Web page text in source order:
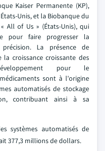
Kaiser Permanente (KP),
Unis, et la Biobanque du
All of Us » (États-Unis), qui
pour faire progresser la
La présence de
croissance croissante des
pour le
sont à l'origine
automatisés de stockage
contribuant ainsi à sa
systèmes automatisés de
377,3 millions de dollars.